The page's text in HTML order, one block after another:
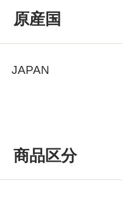
原産国
JAPAN
商品区分